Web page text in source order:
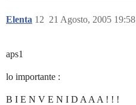
Elenta 21 Agosto, 2005 19:58
12
aps1
lo importante :
B I E N V E N I D A A A ! ! !